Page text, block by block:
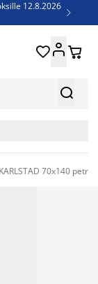
12.8.2026


 
70x140